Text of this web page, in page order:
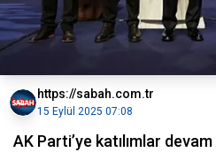
https://sabah.com.tr
15 Eylül 2025 07:08
AK Parti’ye katılımlar